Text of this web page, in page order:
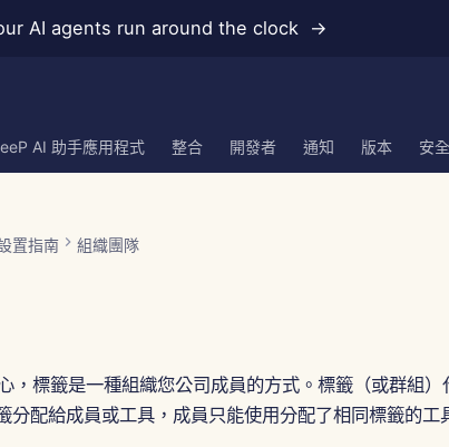
AI agents run around the clock →
AI 助手應用程式 整合 開發者 通知 版本 安
置指南 組織團隊
，標籤是一種組織您公司成員的方式。標籤（或群組）
分配給成員或工具，成員只能使用分配了相同標籤的工